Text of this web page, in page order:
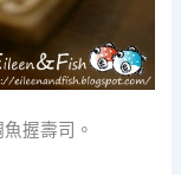
握壽司。